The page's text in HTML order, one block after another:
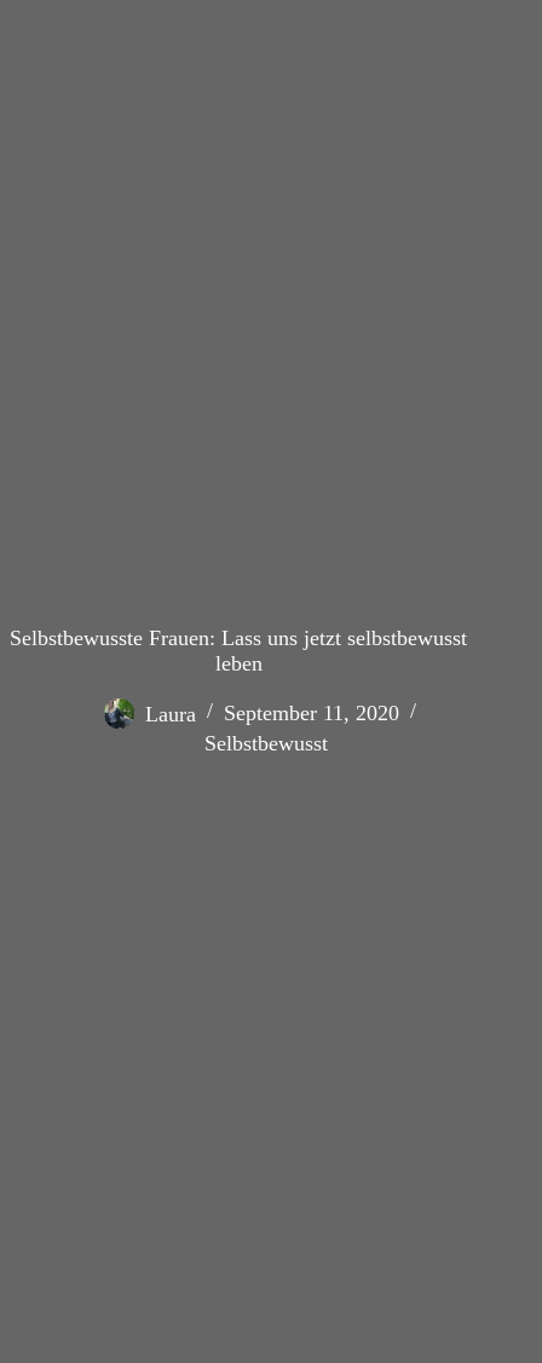
Selbstbewusste Frauen: Lass uns jetzt selbstbewusst
leben
Laura
September 11, 2020
Selbstbewusst